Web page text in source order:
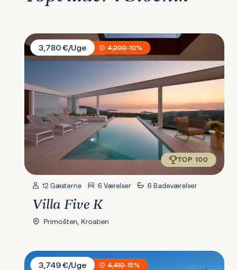
Villa Five K
3,780 €/Uge
4,200-10%
TOP 100
12 Gæsterne 6 Værelser 6 Badeværelser
Villa Five K
Primošten, Kroatien
Villa Sea of Dreams
3,749 €/Uge
4,410-15%